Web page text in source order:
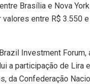
Brasília e Nova
entre R$ 3.550
Investment
a participação de Lira
da Confederação